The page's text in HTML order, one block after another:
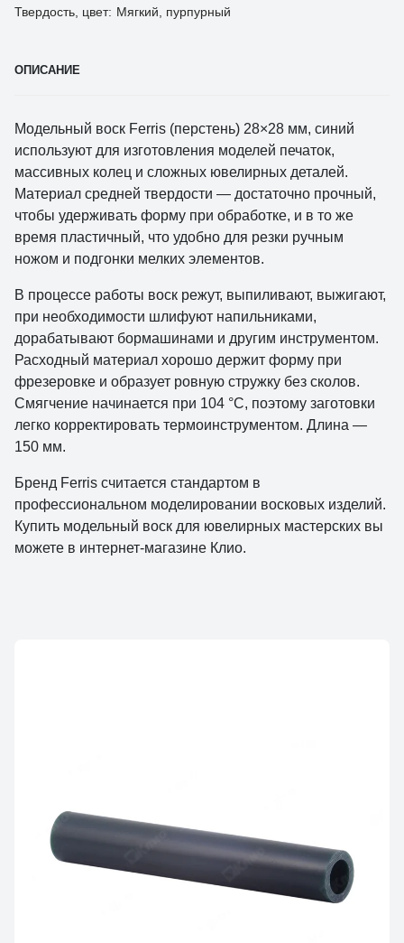
Твердость, цвет: Мягкий, пурпурный
ОПИСАНИЕ
Модельный воск Ferris (перстень) 28×28 мм, синий
используют для изготовления моделей печаток,
массивных колец и сложных ювелирных деталей.
Материал средней твердости — достаточно прочный,
чтобы удерживать форму при обработке, и в то же
время пластичный, что удобно для резки ручным
ножом и подгонки мелких элементов.
В процессе работы воск режут, выпиливают, выжигают,
при необходимости шлифуют напильниками,
дорабатывают бормашинами и другим инструментом.
Расходный материал хорошо держит форму при
фрезеровке и образует ровную стружку без сколов.
Смягчение начинается при 104 °C, поэтому заготовки
легко корректировать термоинструментом. Длина —
150 мм.
Бренд Ferris считается стандартом в
профессиональном моделировании восковых изделий.
Купить модельный воск для ювелирных мастерских вы
можете в интернет-магазине Клио.